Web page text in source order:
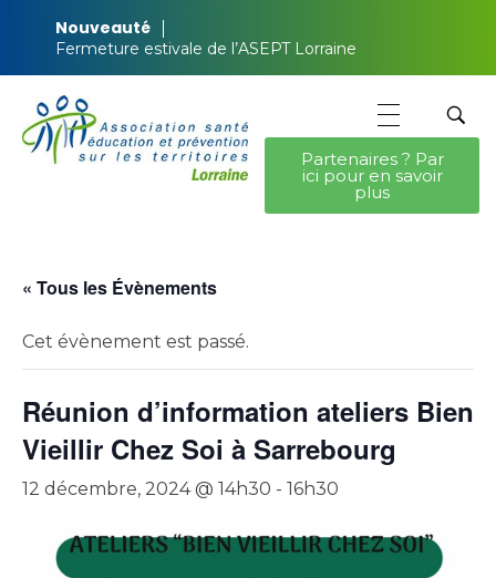
Nouveauté
Fermeture estivale de l’ASEPT Lorraine
Partenaires ? Par
ici pour en savoir
plus
« Tous les Évènements
Cet évènement est passé.
Réunion d’information ateliers Bien
Vieillir Chez Soi à Sarrebourg
12 décembre, 2024 @ 14h30 - 16h30